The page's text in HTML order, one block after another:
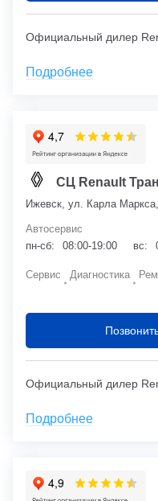
Официальный дилер
Подробнее
СЦ Renault
Ижевск, ул. Карла
Автосервис
пн-сб:
08:00-19:00 вс:
Сервис Диагностика
Официальный дилер
Подробнее